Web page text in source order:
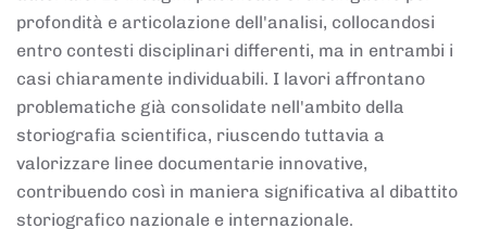
profondità e articolazione dell'analisi, collocandosi
entro contesti disciplinari differenti, ma in entrambi i
casi chiaramente individuabili. I lavori affrontano
problematiche già consolidate nell'ambito della
storiografia scientifica, riuscendo tuttavia a
valorizzare linee documentarie innovative,
contribuendo così in maniera significativa al dibattito
storiografico nazionale e internazionale.